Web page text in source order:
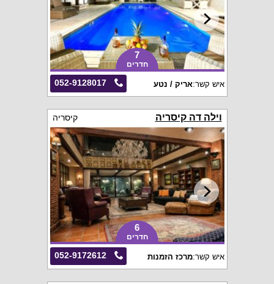
7
חדרים
052-9128017 איש קשר:אריק / נטע
וילה דה קיסריה קיסריה
6
חדרים
052-9172612 איש קשר:מרכז הזמנות